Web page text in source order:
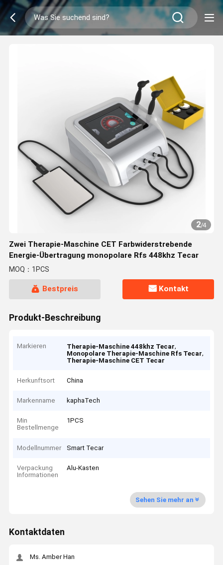
2/4
Zwei Therapie-Maschine CET Farbwiderstrebende
Energie-Übertragung monopolare Rfs 448khz Tecar
MOQ：1PCS
Bestpreis Kontakt
Produkt-Beschreibung
Markieren Therapie-Maschine 448khz Tecar,
Monopolare Therapie-Maschine Rfs Tecar,
Therapie-Maschine CET Tecar
Herkunftsort China
Markenname kaphaTech
Min
Bestellmenge
1PCS
Modellnummer Smart Tecar
Verpackung
Informationen
Alu-Kasten
Sehen Sie mehr an
Kontaktdaten
Ms. Amber Han